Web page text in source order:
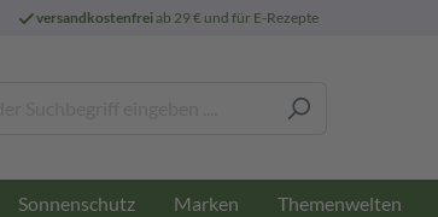
versandkostenfreiab 29 € und für E-Rezepte
Sonnenschutz Marken Themenwelten